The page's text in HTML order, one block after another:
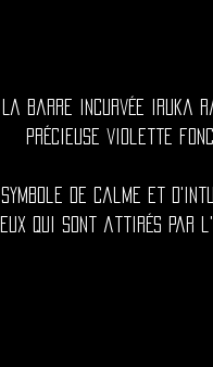
La barre incurvée Iruka
précieuse violette
Symbole de calme et
qui sont attirés par